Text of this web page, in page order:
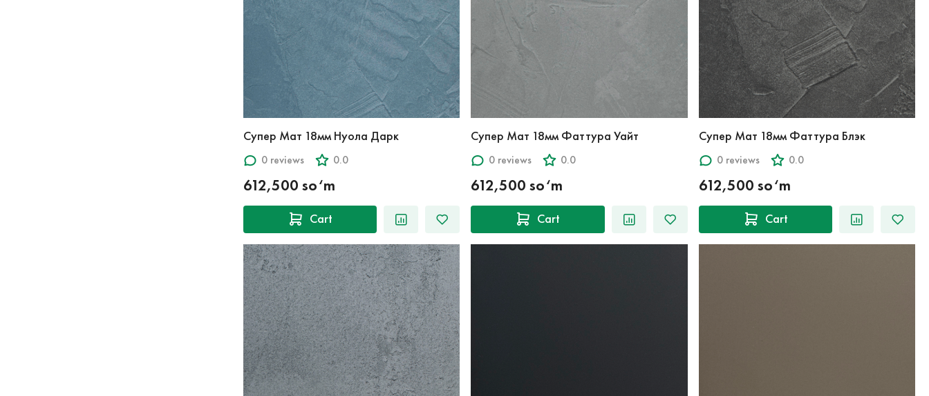
Супер Мат 18мм Нуола Дарк
0 reviews 0.0
612,500 so‘m
Cart
Супер Мат 18мм Фаттура Уайт
0 reviews 0.0
612,500 so‘m
Cart
Супер Мат 18мм Фаттура Блэк
0 reviews 0.0
612,500 so‘m
Cart